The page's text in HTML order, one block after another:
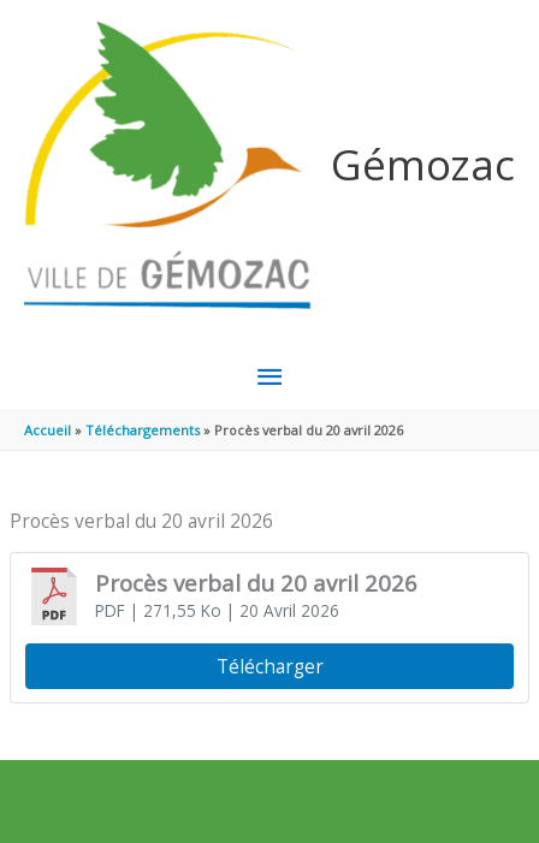
Gémozac
MENU
PRINCIPAL
Accueil Téléchargements Procès verbal du 20 avril 2026
Procès verbal du 20 avril 2026
Procès verbal du 20 avril 2026
PDF| 271,55 Ko | 20 Avril 2026
Télécharger